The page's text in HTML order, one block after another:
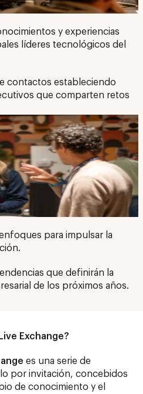
y experiencias
líderes tecnológicos del
contactos estableciendo
que comparten retos
para impulsar la
que definirán la
de los próximos años.
Exchange?
es una serie de
por invitación, concebidos
de conocimiento y el